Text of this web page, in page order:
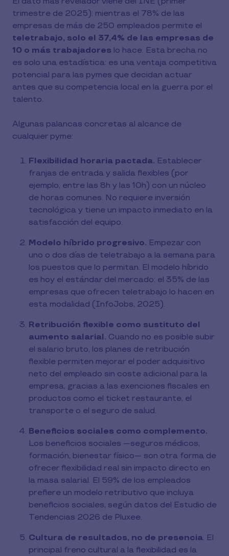
trimestre de 2025): mientras el 78% de las
empresas de más de 250 empleados permite el
teletrabajo, solo el 37,4% de las empresas de
10 o más trabajadores lo hace. Esta brecha no
es solo una estadística: es una ventaja competitiva
potencial para las pymes que decidan actuar
antes que su competencia local en la guerra por el
talento.
Algunas palancas concretas al alcance de
cualquier pyme:
Flexibilidad horaria pactada. Establecer
franjas de entrada y salida flexibles (por
ejemplo, entre las 8h y las 10h) con un núcleo
de horas comunes. No requiere inversión
tecnológica y tiene un impacto inmediato en la
satisfacción del equipo.
Modelo híbrido progresivo. Empezar con
uno o dos días de teletrabajo a la semana para
los puestos que lo permitan. El modelo híbrido
es hoy el estándar del mercado: el 35% de las
empresas que ofrecen teletrabajo lo hacen en
esta modalidad (InfoJobs, 2025).
Retribución flexible como sustituto del
aumento salarial. Cuando no es posible subir
el salario bruto, los planes de retribución
flexible permiten mejorar el poder adquisitivo
neto del empleado sin coste adicional para la
empresa, gracias a las exenciones fiscales en
productos como el ticket restaurante, el
transporte o el seguro de salud.
Beneficios sociales como complemento.
Los beneficios sociales —seguros médicos,
formación, bienestar físico— son otra forma de
ofrecer flexibilidad real sin impacto directo en
la masa salarial. El 59% de los empleados
prefiere un modelo retributivo que incluya
beneficios sociales, según datos del Estudio de
Tendencias 2026 de Pluxee.
Cultura de resultados, no de presencia. El
principal freno cultural a la flexibilidad es la